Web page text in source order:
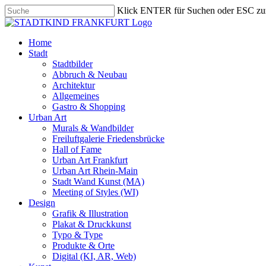
Skip
to
content
Klick ENTER für Suchen oder ESC
Close
search
Menu
Home
Stadt
Stadtbilder
Abbruch & Neubau
Architektur
Allgemeines
Gastro & Shopping
Urban Art
Murals & Wandbilder
Freiluftgalerie Friedensbrücke
Hall of Fame
Urban Art Frankfurt
Urban Art Rhein-Main
Stadt Wand Kunst (MA)
Meeting of Styles (WI)
Design
Grafik & Illustration
Plakat & Druckkunst
Typo & Type
Produkte & Orte
Digital (KI, AR, Web)